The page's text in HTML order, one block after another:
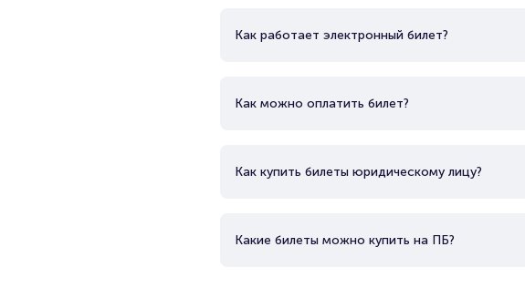
Как работает электронный билет?
Как можно оплатить билет?
Как купить билеты юридическому лицу?
Какие билеты можно купить на ПБ?